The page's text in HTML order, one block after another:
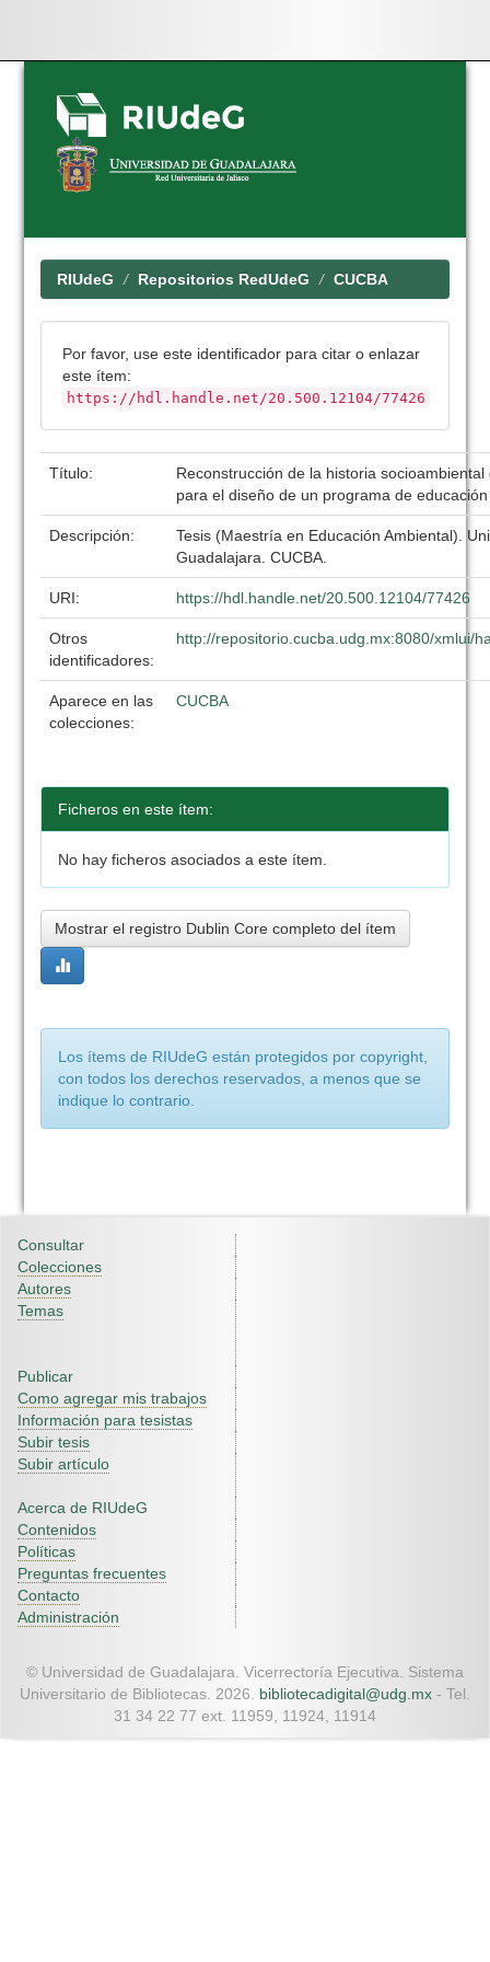
Skip
navigation
RIUdeG Repositorios RedUdeG CUCBA
Por favor, use este identificador para citar o enlazar
este ítem:
https://hdl.handle.net/20.500.12104/77426
Título:
Reconstrucción de la historia
para el diseño de un programa de
Descripción:
Tesis (Maestría en Educación Ambiental).
Guadalajara. CUCBA.
URI: https://hdl.handle.net/20.500.12104/77426
Otros
identificadores:
http://repositorio.cucba.udg.mx:8080/xmlui/
Aparece en las
colecciones:
CUCBA
Ficheros en este ítem:
No hay ficheros asociados a este ítem.
Mostrar el registro Dublin Core completo del ítem
Los ítems de RIUdeG están protegidos por copyright,
con todos los derechos reservados, a menos que se
indique lo contrario.
Consultar
Colecciones
Autores
Temas
Publicar
Como agregar mis trabajos
Información para tesistas
Subir tesis
Subir artículo
Acerca de RIUdeG
Contenidos
Políticas
Preguntas frecuentes
Contacto
Administración
© Universidad de Guadalajara. Vicerrectoría Ejecutiva. Sistema
Universitario de Bibliotecas. 2026. bibliotecadigital@udg.mx - Tel.
31 34 22 77 ext. 11959, 11924, 11914